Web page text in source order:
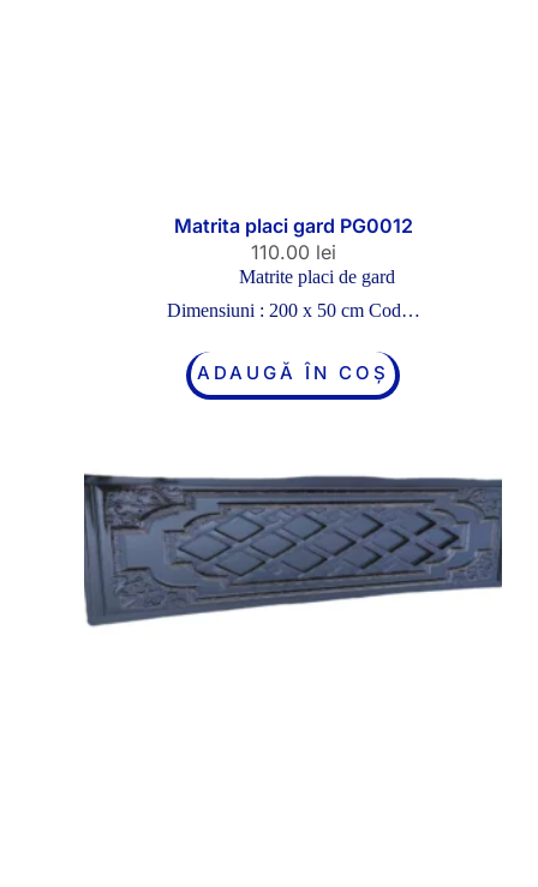
Matrita placi gard PG0012
110.00 lei
Matrite placi de gard
Dimensiuni : 200 x 50 cm Cod…
ADAUGĂ ÎN COȘ